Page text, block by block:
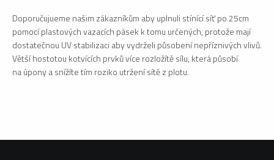
Doporučujueme našim zákazníkům aby uplnuli stínící síť po 25cm
pomocí plastových vazacích pásek k tomu určených, protože mají
dostatečnou UV stabilizaci aby vydrželi působení nepříznivých vlivů.
Větší hostotou kotvících prvků více rozložítě sílu, která působí
na úpony a snížíte tím roziko utržení sítě z plotu.